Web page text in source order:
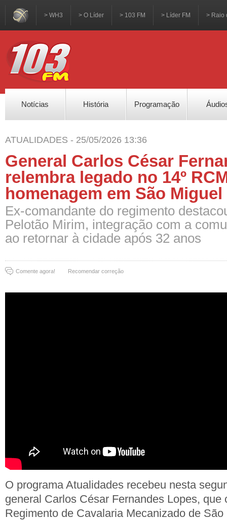
> WH3 > O Líder > 103 FM > Líder FM > Raio
Notícias História Programação
ATUALIDADES - 25/05/2026 13:36
General Carlos César
relembra legado no 14º
homenagem em São
Ex-comandante do regimento
Pelotão Mirim, integração com a
ao retornar à cidade após 32 anos
Comente agora! Recomendar correção
O programa Atualidades recebeu nesta
general Carlos César Fernandes Lopes, que
Regimento de Cavalaria Mecanizado de